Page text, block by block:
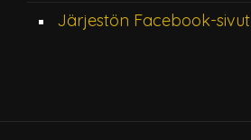
Järjestön Facebook-sivut